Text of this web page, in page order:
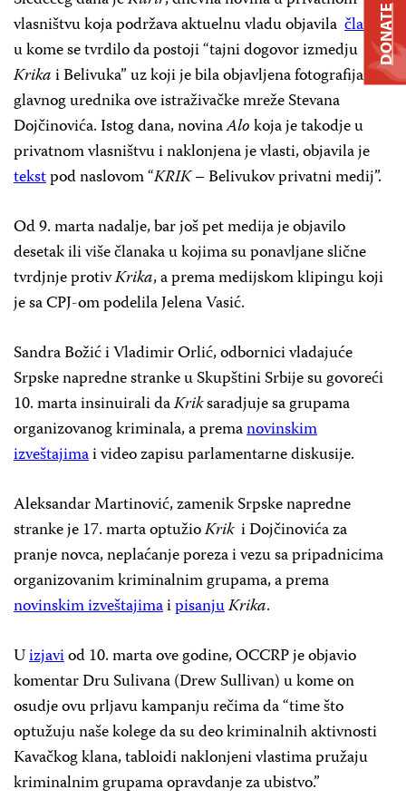
vlasništvu koja podržava aktuelnu vladu objavila članak
u kome se tvrdilo da postoji “tajni dogovor izmedju
Krikai Belivuka” uz koji je bila objavljena fotografija
glavnog urednika ove istraživačke mreže Stevana
Dojčinovića. Istog dana, novinaAlokoja je takodje u
privatnom vlasništvu i naklonjena je vlasti, objavila je
tekstpod naslovom “KRIK– Belivukov privatni medij”.
Od 9. marta nadalje, bar još pet medija je objavilo
desetak ili više članaka u kojima su ponavljane slične
tvrdjnje protivKrika, a prema medijskom klipingu koji
je sa CPJ-om podelila Jelena Vasić.
Sandra Božić i Vladimir Orlić, odbornici vladajuće
Srpske napredne stranke u Skupštini Srbije su govoreći
10. marta insinuirali daKriksaradjuje sa grupama
organizovanog kriminala, a premanovinskim
izveštajimai video zapisu parlamentarne diskusije.
Aleksandar Martinović, zamenik Srpske napredne
stranke je 17. marta optužioKriki Dojčinovića za
pranje novca, neplaćanje poreza i vezu sa pripadnicima
organizovanim kriminalnim grupama, a prema
novinskim izveštajimaipisanjuKrika.
Uizjaviod 10. marta ove godine, OCCRP je objavio
komentar Dru Sulivana (Drew Sullivan) u kome on
osudje ovu prljavu kampanju rečima da “time što
optužuju naše kolege da su deo kriminalnih aktivnosti
Kavačkog klana, tabloidi naklonjeni vlastima pružaju
kriminalnim grupama opravdanje za ubistvo.”
DONATE